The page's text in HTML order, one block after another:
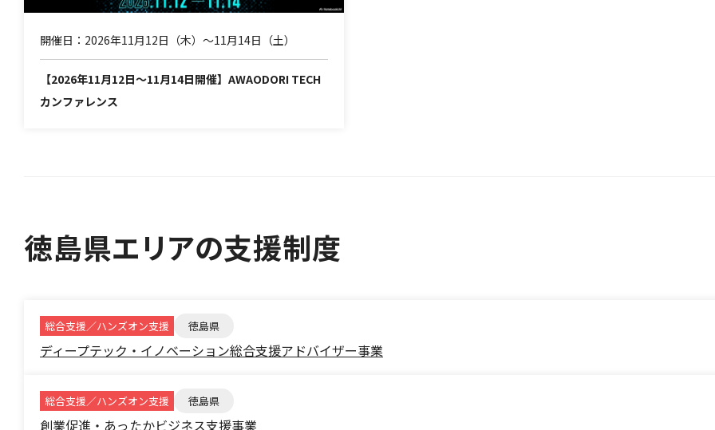
開催日：2026年11月12日（木）～11月14日（土）
【2026年11月12日～11月14日開催】AWAODORI TECH
カンファレンス
徳島県エリアの支援制度
総合支援／ハンズオン支援 徳島県
ディープテック・イノベーション総合支援アドバイザー事業
総合支援／ハンズオン支援 徳島県
創業促進・あったかビジネス支援事業